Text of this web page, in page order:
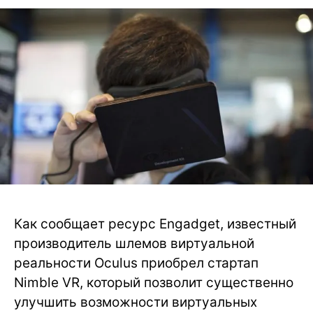
Как сообщает ресурс Engadget, известный
производитель шлемов виртуальной
реальности Oculus приобрел стартап
Nimble VR, который позволит существенно
улучшить возможности виртуальных